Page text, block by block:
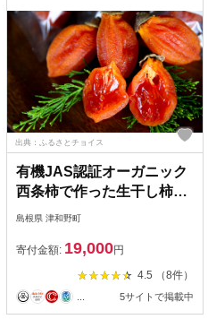
出典：ふるさとチョイス
有機JAS認証オーガニック
西条柿で作った生干し柿10
個【1209588】
島根県 津和野町
寄付金額: 19,000円
4.5 （8件）
5サイトで掲載中